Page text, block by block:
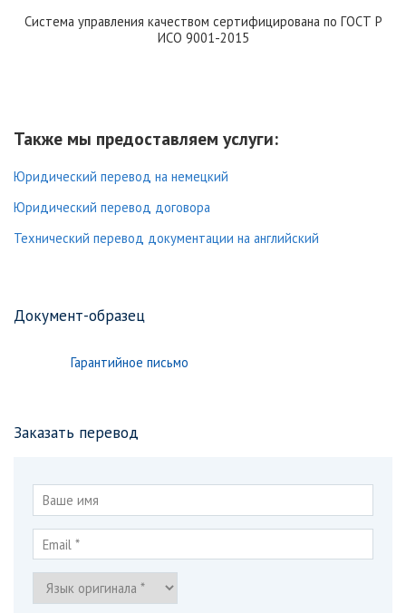
Система управления качеством сертифицирована по ГОСТ Р
ИСО 9001-2015
Также мы предоставляем услуги:
Юридический перевод на немецкий
Юридический перевод договора
Технический перевод документации на английский
Документ-образец
Гарантийное письмо
Заказать перевод